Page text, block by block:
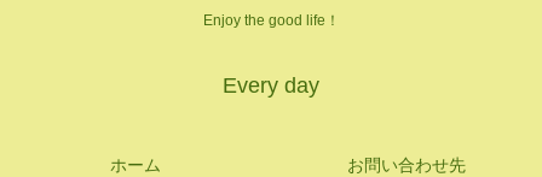
Enjoy the good life！
Every day
ホーム お問い合わせ先